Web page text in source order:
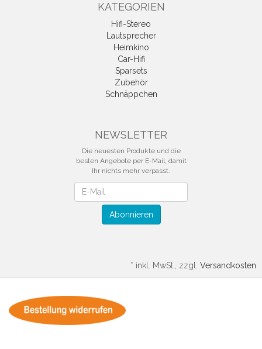
KATEGORIEN
Hifi-Stereo
Lautsprecher
Heimkino
Car-Hifi
Sparsets
Zubehör
Schnäppchen
NEWSLETTER
Die neuesten Produkte und die
besten Angebote per E-Mail, damit
Ihr nichts mehr verpasst.
Abonnieren
* inkl. MwSt., zzgl. Versandkosten